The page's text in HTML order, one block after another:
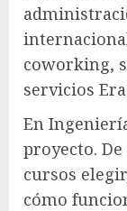
coworking,
servicios
En
proyecto.
cursos
cómo